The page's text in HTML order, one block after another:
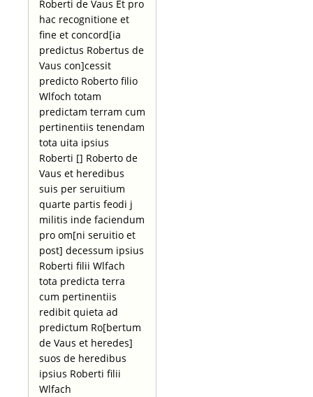
Roberti de Vaus Et pro
hac recognitione et
fine et concord[ia
predictus Robertus de
Vaus con]cessit
predicto Roberto filio
Wlfoch totam
predictam terram cum
pertinentiis tenendam
tota uita ipsius
Roberti [] Roberto de
Vaus et heredibus
suis per seruitium
quarte partis feodi j
militis inde faciendum
pro om[ni seruitio et
post] decessum ipsius
Roberti filii Wlfach
tota predicta terra
cum pertinentiis
redibit quieta ad
predictum Ro[bertum
de Vaus et heredes]
suos de heredibus
ipsius Roberti filii
Wlfach